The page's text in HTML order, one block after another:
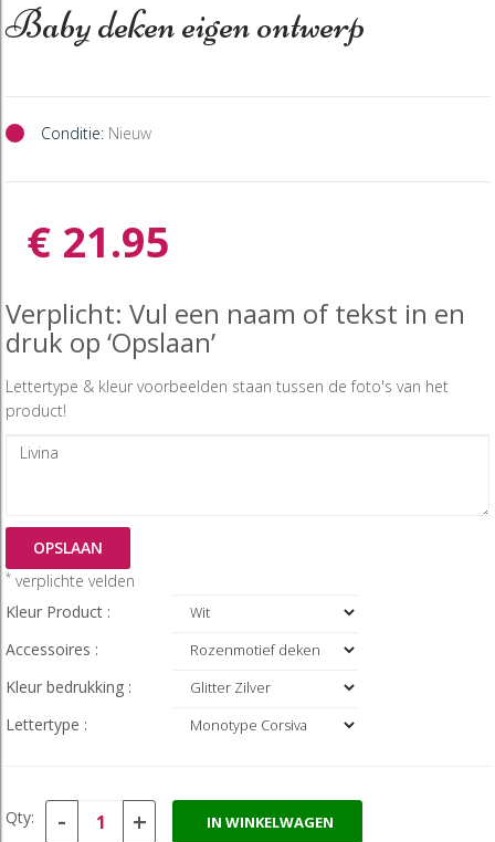
Baby deken eigen ontwerp
Conditie: Nieuw
€ 21.95
Verplicht: Vul een naam of tekst in en
druk op ‘Opslaan’
Lettertype & kleur voorbeelden staan tussen de foto's van het
product!
OPSLAAN
* verplichte velden
Kleur Product :
Accessoires :
Kleur bedrukking :
Lettertype :
Qty: - + IN WINKELWAGEN